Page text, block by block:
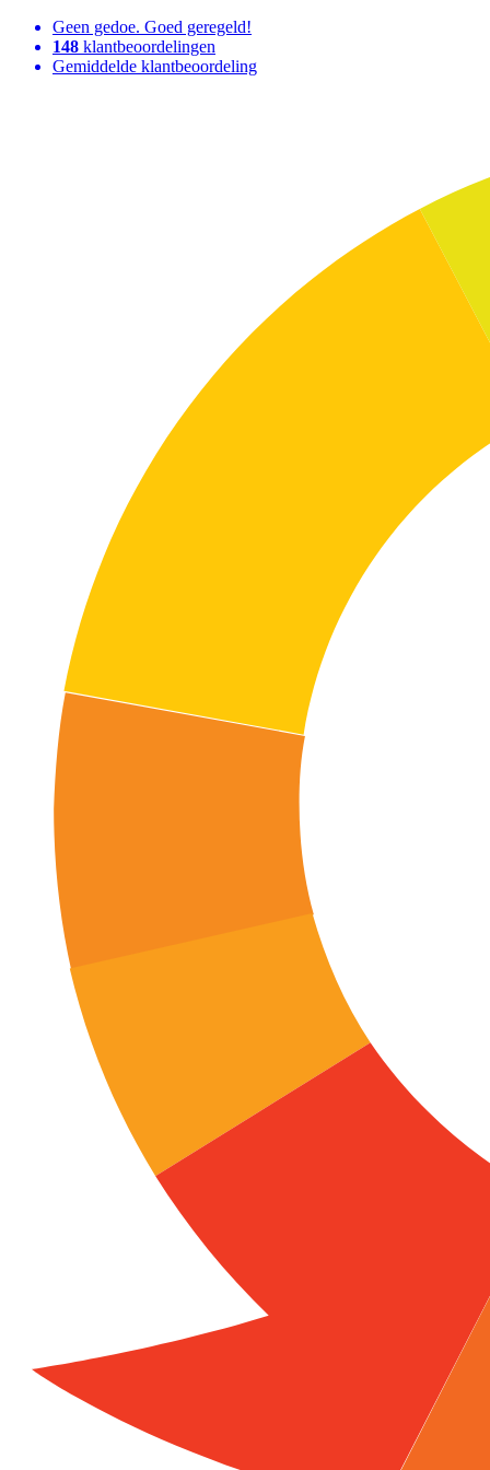
Geen gedoe. Goed geregeld!
148 klantbeoordelingen
Gemiddelde klantbeoordeling